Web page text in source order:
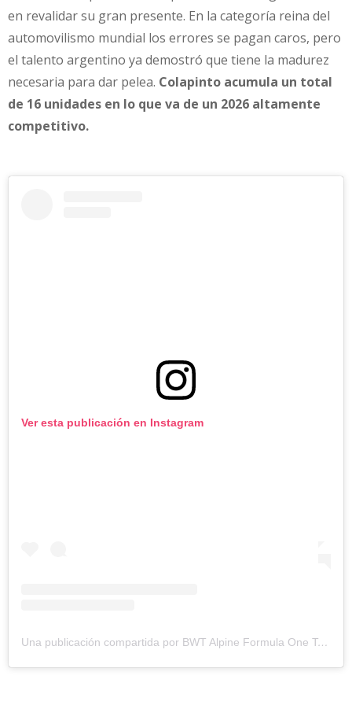
en revalidar su gran presente. En la categoría reina del
automovilismo mundial los errores se pagan caros, pero
el talento argentino ya demostró que tiene la madurez
necesaria para dar pelea. Colapinto acumula un total
de 16 unidades en lo que va de un 2026 altamente
competitivo.
Ver esta publicación en Instagram
Una publicación compartida por BWT Alpine Formula One Team (@alpinef1team)